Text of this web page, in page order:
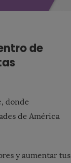
de
donde
de América
y aumentar tus